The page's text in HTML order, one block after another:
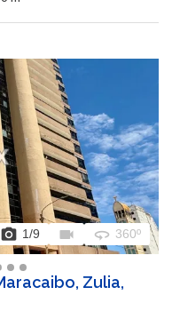
photo_camera 1/9 videocam 360 360º
Zulia,